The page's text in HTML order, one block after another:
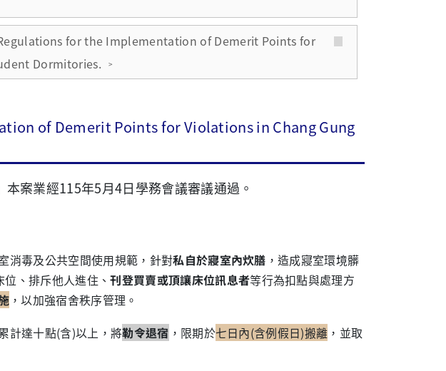
Regulations for the Implementation of Demerit Points for
Dormitories.
of Demerit Points for Violations in Chang Gung
本案業經115年5月4日學務會議審議通過。
消毒及公共空間使用規範，針對私自於寢室內炊膳 ，造成寢室環境髒
位、排斥他人進住、刊登買賣或頂讓床位訊息者等行為扣點與處理方
，以加強宿舍秩序管理。
計達十點(含)以上，將勒令退宿 ，限期於七日內(含例假日)搬離 ，並取